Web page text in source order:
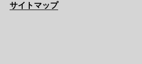
サイトマップ